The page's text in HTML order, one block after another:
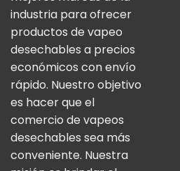
industria para ofrecer
productos de vapeo
desechables a precios
económicos con envío
rápido. Nuestro objetivo
es hacer que el
comercio de vapeos
desechables sea más
conveniente. Nuestra